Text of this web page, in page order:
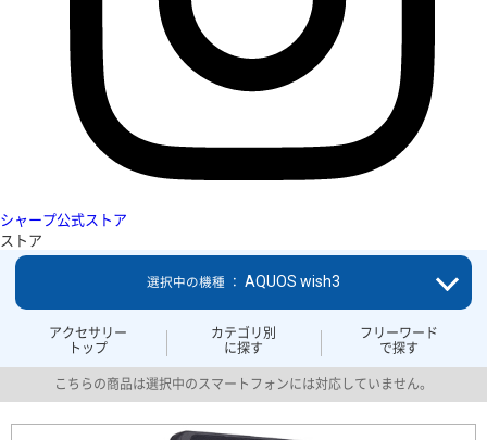
シャープ公式ストア
ストア
アクセサリー
トップ
カテゴリ別
に探す
フリーワード
で探す
選択中の機種 ： AQUOS wish3
こちらの商品は選択中のスマートフォンには対応していません。